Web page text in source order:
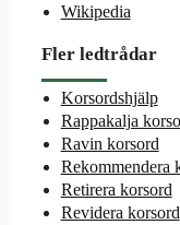
Wikipedia
Fler ledtrådar
Korsordshjälp
Rappakalja
Ravin korsord
Rekommendera
Retirera korsord
Revidera korsord